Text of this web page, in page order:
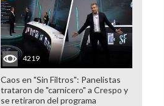
4219
Caos en "Sin Filtros": Panelistas
trataron de "carnicero" a Crespo y
se retiraron del programa